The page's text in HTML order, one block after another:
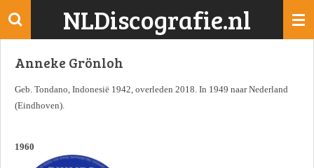
Ga
de
NLDiscografie.nl
Anneke Grönloh
Geb. Tondano, Indonesië 1942, overleden 2018. In 1949 naar Nederland
(Eindhoven).
1960